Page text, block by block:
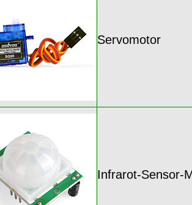
Servomotor
Infrarot-Sensor-